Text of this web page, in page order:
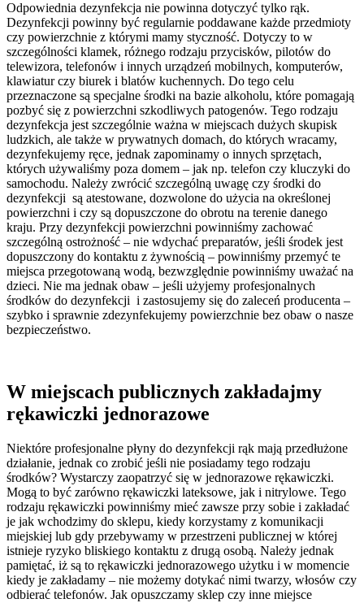
Odpowiednia dezynfekcja nie powinna dotyczyć tylko rąk.
Dezynfekcji powinny być regularnie poddawane każde przedmioty
czy powierzchnie z którymi mamy styczność. Dotyczy to w
szczególności klamek, różnego rodzaju przycisków, pilotów do
telewizora, telefonów i innych urządzeń mobilnych, komputerów,
klawiatur czy biurek i blatów kuchennych. Do tego celu
przeznaczone są specjalne środki na bazie alkoholu, które pomagają
pozbyć się z powierzchni szkodliwych patogenów. Tego rodzaju
dezynfekcja jest szczególnie ważna w miejscach dużych skupisk
ludzkich, ale także w prywatnych domach, do których wracamy,
dezynfekujemy ręce, jednak zapominamy o innych sprzętach,
których używaliśmy poza domem – jak np. telefon czy kluczyki do
samochodu. Należy zwrócić szczególną uwagę czy środki do
dezynfekcji są atestowane, dozwolone do użycia na określonej
powierzchni i czy są dopuszczone do obrotu na terenie danego
kraju. Przy dezynfekcji powierzchni powinniśmy zachować
szczególną ostrożność – nie wdychać preparatów, jeśli środek jest
dopuszczony do kontaktu z żywnością – powinniśmy przemyć te
miejsca przegotowaną wodą, bezwzględnie powinniśmy uważać na
dzieci. Nie ma jednak obaw – jeśli użyjemy profesjonalnych
środków do dezynfekcji i zastosujemy się do zaleceń producenta –
szybko i sprawnie zdezynfekujemy powierzchnie bez obaw o nasze
bezpieczeństwo.
W miejscach publicznych zakładajmy
rękawiczki jednorazowe
Niektóre profesjonalne płyny do dezynfekcji rąk mają przedłużone
działanie, jednak co zrobić jeśli nie posiadamy tego rodzaju
środków? Wystarczy zaopatrzyć się w jednorazowe rękawiczki.
Mogą to być zarówno rękawiczki lateksowe, jak i nitrylowe. Tego
rodzaju rękawiczki powinniśmy mieć zawsze przy sobie i zakładać
je jak wchodzimy do sklepu, kiedy korzystamy z komunikacji
miejskiej lub gdy przebywamy w przestrzeni publicznej w której
istnieje ryzyko bliskiego kontaktu z drugą osobą. Należy jednak
pamiętać, iż są to rękawiczki jednorazowego użytku i w momencie
kiedy je zakładamy – nie możemy dotykać nimi twarzy, włosów czy
odbierać telefonów. Jak opuszczamy sklep czy inne miejsce